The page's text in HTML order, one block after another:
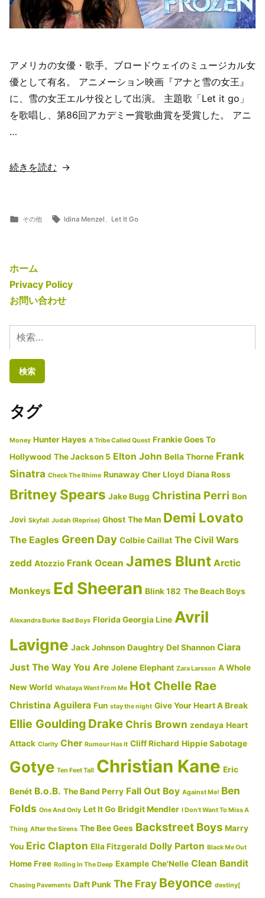
ブ
(勇
詞
翻
訳・
意
味
説】”
アメリカの女優・歌手。ブロードウェイのミュージカル女
優として有名。 アニメーション映画『アナと雪の女王』
に、雪の女王エルサ役として出演。 主題歌「Let it go」
を歌唱し、第86回アカデミー賞歌曲賞を受賞した。 アニ
…
“【歌
訳・
解
説】
Idina
イ
デ
ィ
ナ・
ン
It
Go/
レ
ト・
イ
ト・
(邦
題:
ま
ま
で)
日
本
語
版
松
続きを読む
2019
カ
ー:
その他
タ
Idina Menzel Let It Go
ホーム
Privacy Policy
お問い合わせ
検
索:
タグ
Money Hunter Hayes A Tribe Called Quest Frankie Goes To
Hollywood The Jackson 5 Elton John Bella Thorne Frank
Sinatra Check The Rhime Runaway Cher Lloyd Diana Ross
Britney Spears Jake Bugg Christina Perri Bon
Jovi Skyfall Judah (Reprise) Ghost The Man Demi Lovato
The Eagles Green Day Colbie Caillat The Civil Wars
zedd Atozzio Frank Ocean James Blunt Arctic
Monkeys Ed Sheeran Blink 182 The Beach Boys
Alexandra Burke Bad Boys Florida Georgia Line Avril
Lavigne Jack Johnson Daughtry Del Shannon Ciara
Just The Way You Are Jolene Elephant Zara Larsson A Whole
New World Whataya Want From Me Hot Chelle Rae
Christina Aguilera Fun stay the night Give Your Heart A Break
Ellie Goulding Drake Chris Brown zendaya Heart
Attack Clarity Cher Rumour Has It Cliff Richard Hippie Sabotage
Gotye Ten Feet Tall Christian Kane Eric
Benét B.o.B. The Band Perry Fall Out Boy Against Me! Ben
Folds One And Only Let It Go Bridgit Mendler I Don’t Want To Miss A
Thing After the Sirens The Bee Gees Backstreet Boys Marry
You Eric Clapton Ella Fitzgerald Dolly Parton Black Me Out
Home Free Rolling In The Deep Example Che'Nelle Clean Bandit
Chasing Pavements Daft Punk The Fray Beyonce destiny[